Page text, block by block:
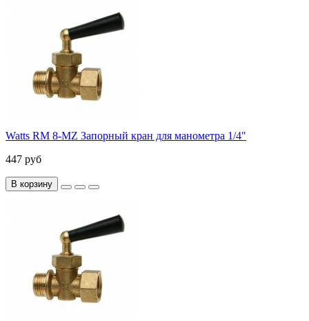
Watts RM 8-MZ Запорный кран для манометра 1/4"
447 руб
В корзину